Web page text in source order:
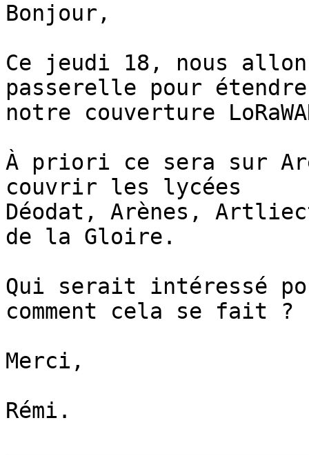
Bonjour,
Ce jeudi 18, nous
passerelle pour
notre couverture
À priori ce sera sur
couvrir les lycées
Déodat, Arènes,
de la Gloire.
Qui serait intéressé
comment cela se fait
Merci,
Rémi.